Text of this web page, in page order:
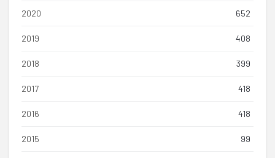
2020 652
2019 408
2018 399
2017 418
2016 418
2015 99